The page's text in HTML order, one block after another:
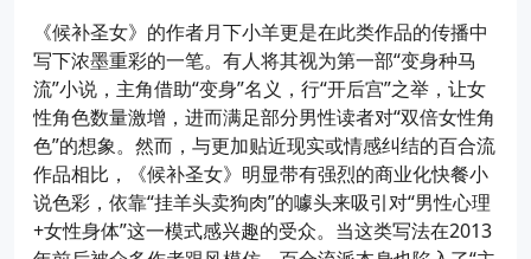
《候补圣女》的作者月下小羊更是在此类作品的传播中
写下浓墨重彩的一笔。有人将其视为第一部“变身种马
流”小说，主角借助“变身”名义，行“开后宫”之举，让女
性角色数量激增，进而满足部分男性读者对“双倍女性角
色”的想象。然而，与更加贴近现实或情感纠结的百合流
作品相比，《候补圣女》明显带有强烈的商业化快餐小
说色彩，依靠“挂羊头卖狗肉”的噱头来吸引对“男性心理
+女性身体”这一模式感兴趣的受众。当这类写法在2013